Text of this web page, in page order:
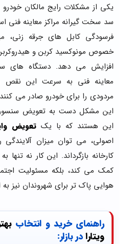
یکی از مشکلات رایج مالکان
سد سخت گیرانه مراکز معاینه فنی
فرسودگی کابل های جرقه زنی،
خصوص مونوکسید کربن و
افزایش می دهد. دستگاه های
معاینه فنی به سرعت این نقص
مردودی را برای خودرو صادر می
این مشکل دست به تعویض سنسور
این هستند که با یک تعویض
اصولی، می توان میزان آلایندگی
کارخانه بازگرداند. این کار نه
کمک می کند، بلکه مسئولیت
هوایی پاک تر برای شهروندان نیز
راهنمای خرید و انتخاب
ویتارادر بازار: